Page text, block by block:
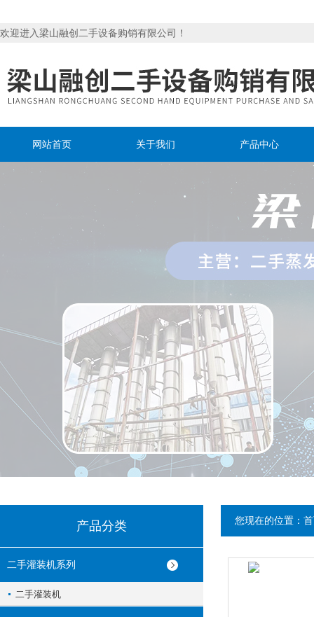
欢迎进入梁山融创二手设备购销有限公司！
网站首页 关于我们 产品中心
产品分类
二手灌装机系列
二手灌装机
您现在的位置：